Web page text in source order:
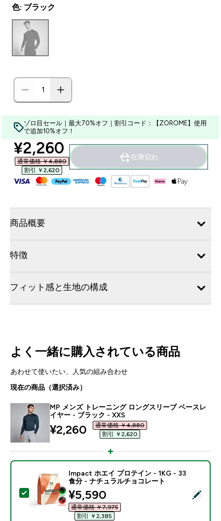
色: ブラック
ゾロ目セール｜最大70%オフ｜割引コード：【ZOROME】使用
で追加10%オフ！
discounted price
¥2,260‎
通常価格 ￥4,880‎
割引 ￥2,620‎
在庫切れ
商品概要
特徴
フィット感と生地の構成
よく一緒に購入されている商品
あわせて使いたい、人気の組み合わせ
現在の商品（選択済み）
MP メンズ トレーニング ロングスリーブ ベースレ
イヤー - ブラック - XXS
discounted price
¥2,260‎
通常価格 ￥4,880‎
割引 ￥2,620‎
この商品を選択 - Impact ホエイ プロテイン - 1KG -
Impact ホエイ プロテイン - 1KG - 33
食分 - ナチュラルチョコレート
discounted price
¥5,590‎
通常価格 ￥7,975‎
割引 ￥2,385‎